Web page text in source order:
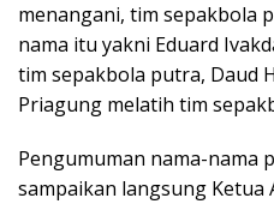
menangani, tim sepakbola
nama itu yakni Eduard
tim sepakbola putra, Daud
Priagung melatih tim
Pengumuman nama-nama
sampaikan langsung Ketua